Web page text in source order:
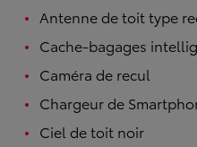
Antenne de toit type
Cache-bagages
Caméra de recul
Chargeur de
Ciel de toit noir